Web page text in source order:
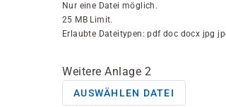
Nur eine Datei möglich.
25 MB Limit.
Erlaubte Dateitypen: pdf doc docx jpg
Weitere Anlage 2
AUSWÄHLEN DATEI